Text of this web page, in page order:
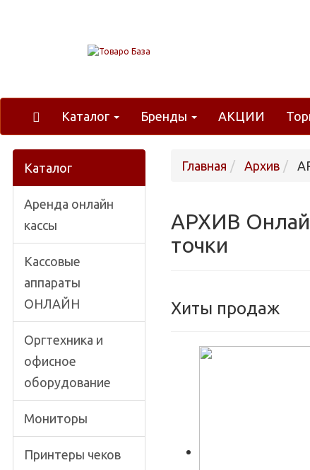
Каталог Бренды АКЦИИ
Каталог
Аренда онлайн
кассы
Кассовые
аппараты
ОНЛАЙН
Оргтехника и
офисное
оборудование
Мониторы
Принтеры чеков
Главная Архив
АРХИВ
точки
Хиты продаж